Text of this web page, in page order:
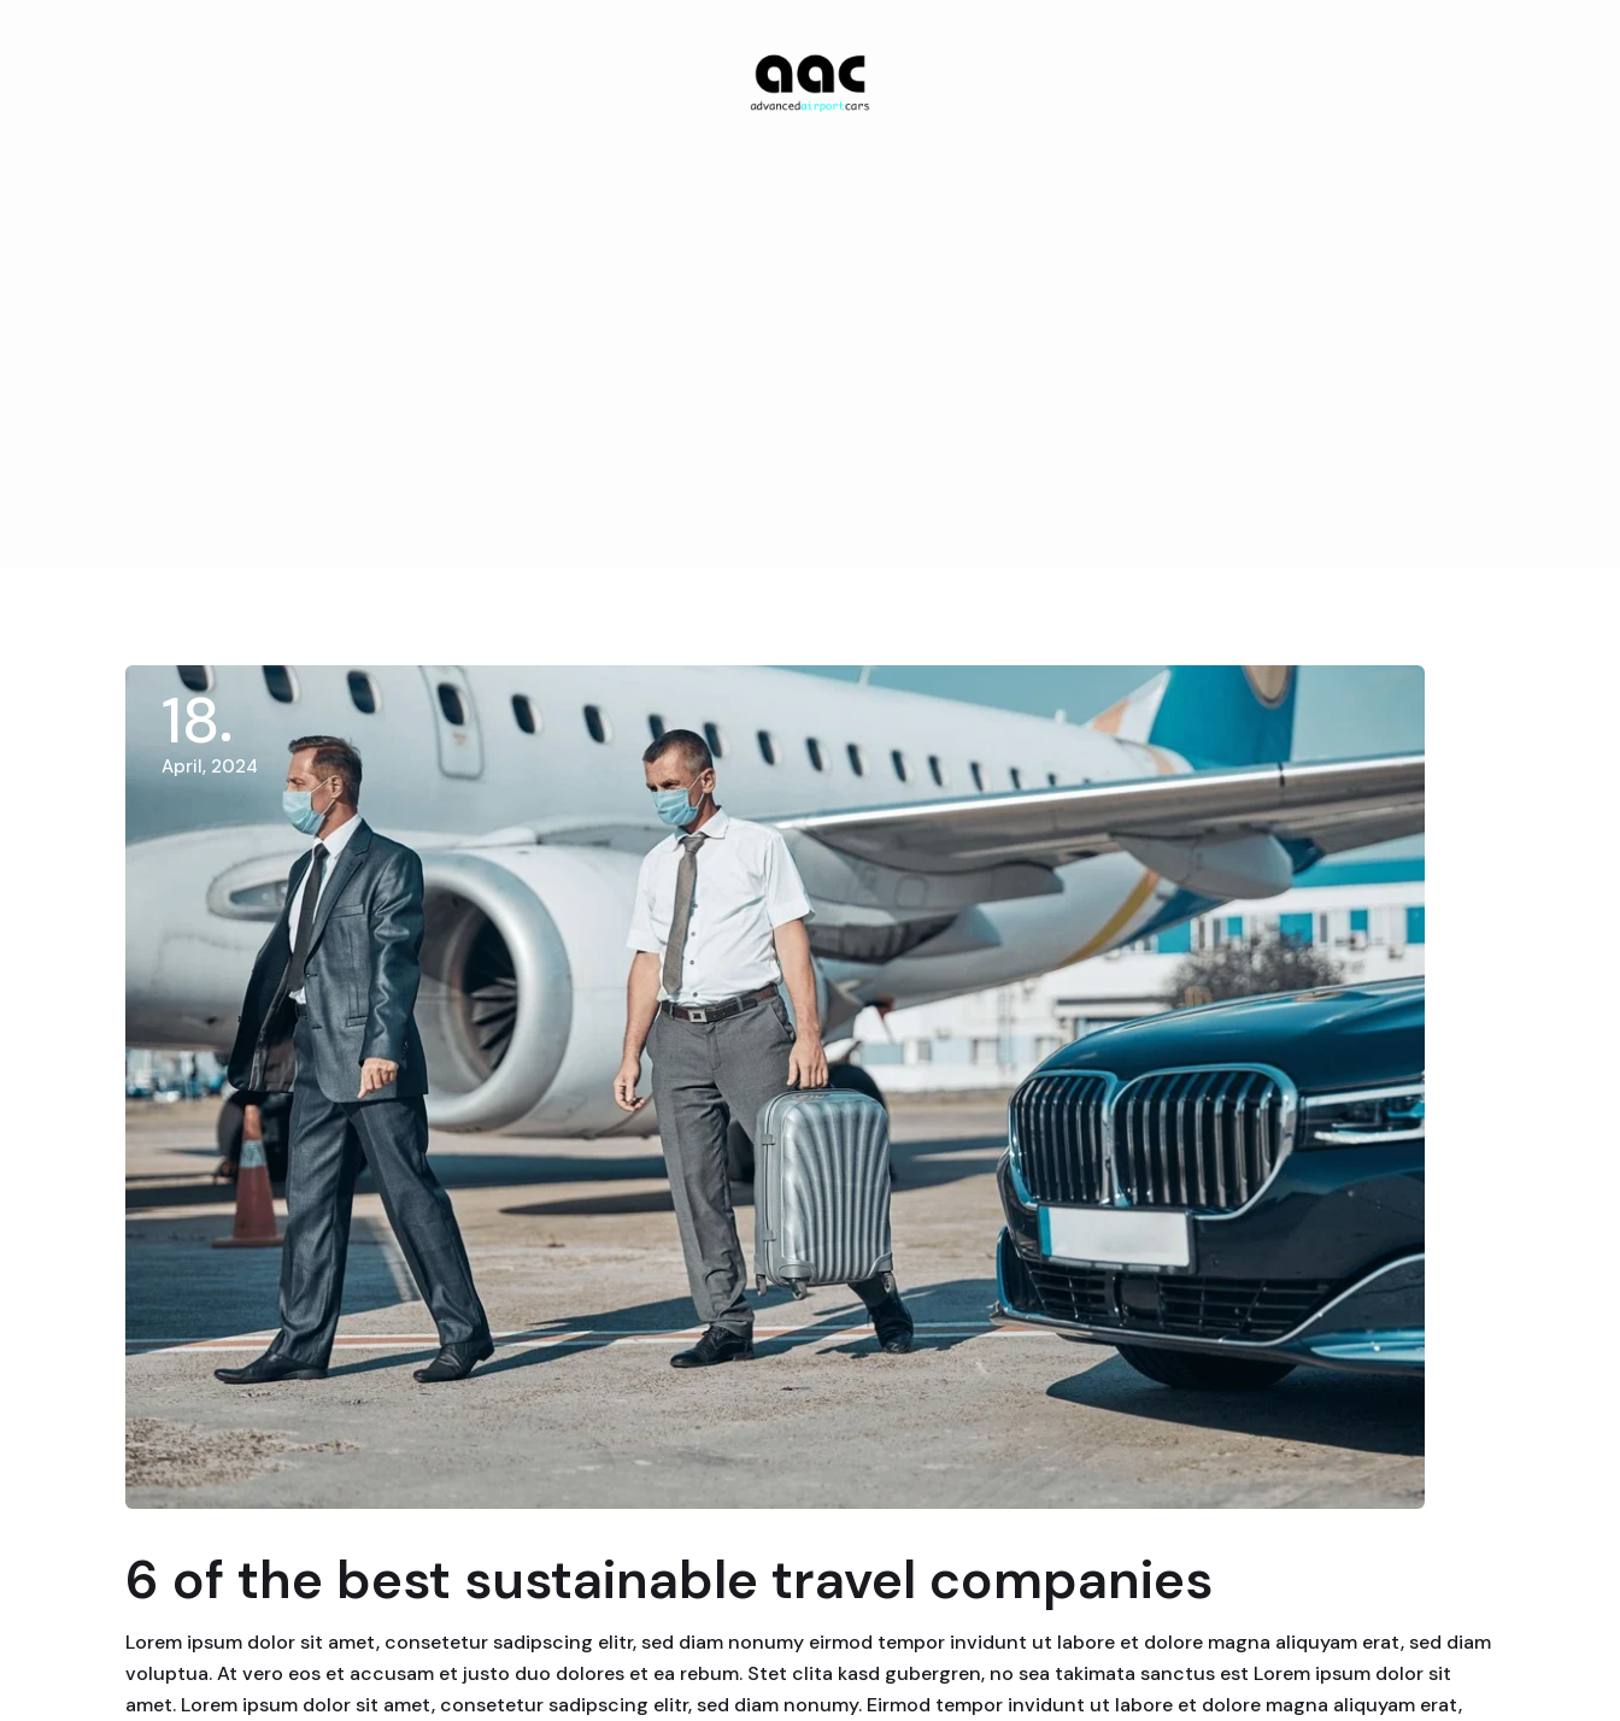
18
April, 2024
6 of the best sustainable travel companies
Lorem ipsum dolor sit amet, consetetur sadipscing elitr, sed diam nonumy eirmod tempor invidunt ut labore et dolore magna aliquyam erat, sed diam
voluptua. At vero eos et accusam et justo duo dolores et ea rebum. Stet clita kasd gubergren, no sea takimata sanctus est Lorem ipsum dolor sit
amet. Lorem ipsum dolor sit amet, consetetur sadipscing elitr, sed diam nonumy. Eirmod tempor invidunt ut labore et dolore magna aliquyam erat,